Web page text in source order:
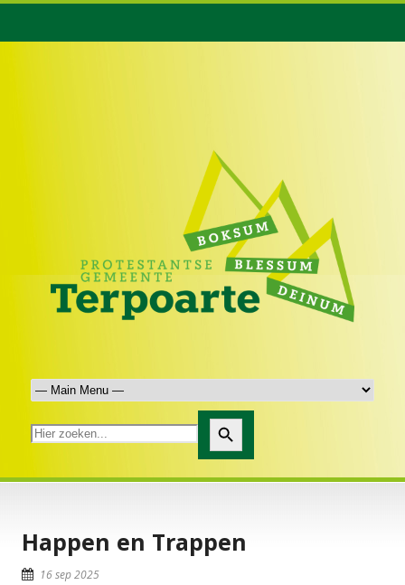
Zoekknop
Happen en Trappen
16 sep 2025